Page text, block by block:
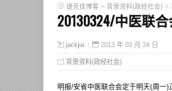
捷克佳博客 > 背景资料(政经社会) >
20130324/中医联
jackjia 2013 年 03 月 24 日
背景资料(政经社会)
明报/安省中医联合会定于明天(周一